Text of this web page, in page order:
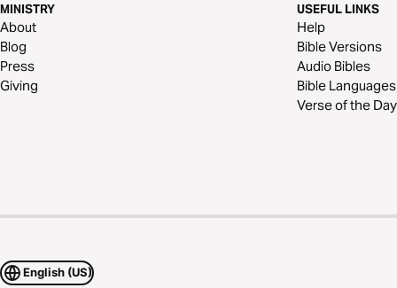
MINISTRY
About
Blog
Press
Giving
USEFUL LINKS
Help
Bible Versions
Audio Bibles
Bible Languages
Verse of the Day
English (US)